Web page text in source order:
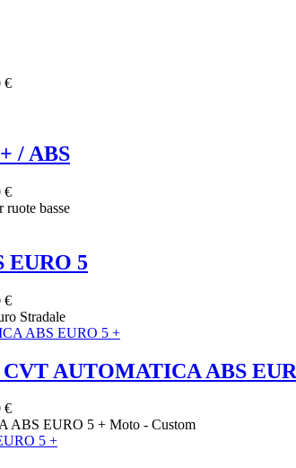
€
/ ABS
€
basse
EURO 5
€
Stradale
AUTOMATICA ABS
€
EURO 5 + Moto - Custom